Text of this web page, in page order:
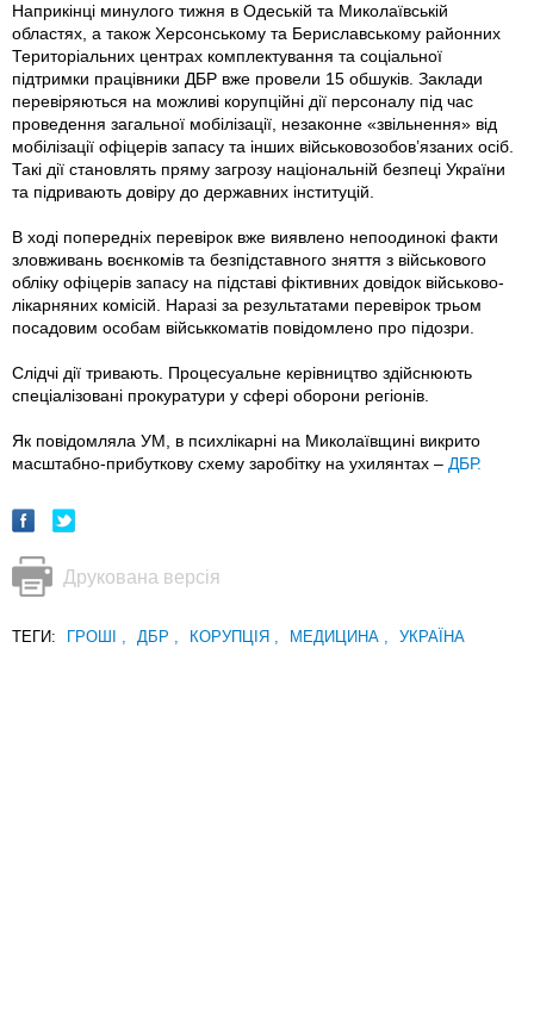
Наприкінці минулого тижня в Одеській та Миколаївській
областях, а також Херсонському та Бериславському районних
Територіальних центрах комплектування та соціальної
підтримки працівники ДБР вже провели 15 обшуків. Заклади
перевіряються на можливі корупційні дії персоналу під час
проведення загальної мобілізації, незаконне «звільнення» від
мобілізації офіцерів запасу та інших військовозобов’язаних осіб.
Такі дії становлять пряму загрозу національній безпеці України
та підривають довіру до державних інституцій.
В ході попередніх перевірок вже виявлено непоодинокі факти
зловживань воєнкомів та безпідставного зняття з військового
обліку офіцерів запасу на підставі фіктивних довідок військово-
лікарняних комісій. Наразі за результатами перевірок трьом
посадовим особам військкоматів повідомлено про підозри.
Слідчі дії тривають. Процесуальне керівництво здійснюють
спеціалізовані прокуратури у сфері оборони регіонів.
Як повідомляла УМ, в психлікарні на Миколаївщині викрито
масштабно-прибуткову схему заробітку на ухилянтах – ДБР.
Друкована версія
ТЕГИ: ГРОШІ , ДБР , КОРУПЦІЯ , МЕДИЦИНА , УКРАЇНА